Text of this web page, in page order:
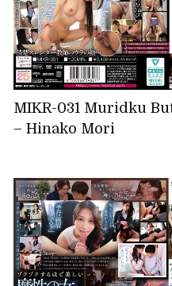
MIKR-031 Muridku
– Hinako Mori